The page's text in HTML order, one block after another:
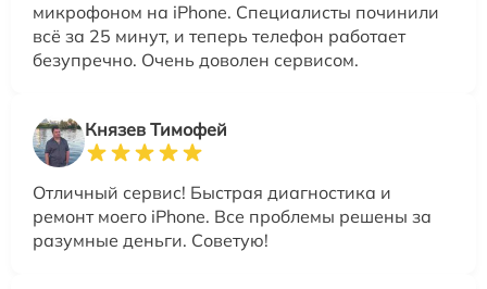
микрофоном на iPhone. Специалисты починили
всё за 25 минут, и теперь телефон работает
безупречно. Очень доволен сервисом.
Князев Тимофей
Отличный сервис! Быстрая диагностика и
ремонт моего iPhone. Все проблемы решены за
разумные деньги. Советую!